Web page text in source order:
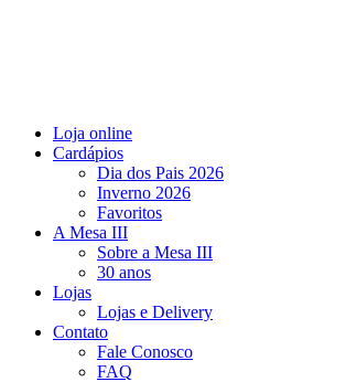
Loja online
Cardápios
Dia dos Pais 2026
Inverno 2026
Favoritos​
A Mesa III
Sobre a Mesa III
30 anos
Lojas
Lojas e Delivery
Contato
Fale Conosco
FAQ